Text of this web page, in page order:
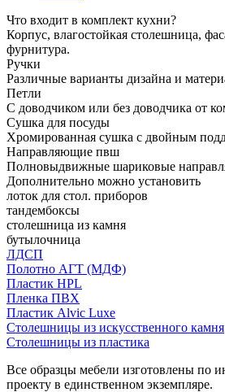
Что входит в комплект кухни?
Корпус, влагостойкая столешница,
фурнитура.
Ручки
Различные варианты дизайна и
Петли
С доводчиком или без доводчика от
Сушка для посуды
Хромированная сушка с двойным
Направляющие пвш
Полновыдвижные шариковые
Дополнительно можно установить
лоток для стол. приборов
тандембоксы
столешница из камня
бутылочница
ЛДСП
Полотно АГТ (МДФ)
Пластик HPL
Пленка ПВХ
Пластик Alvic Luxe
Столешницы из искусственного камня
Столешницы из пластика
Все образцы мебели изготовлены по
проекту в единственном экземпляре.